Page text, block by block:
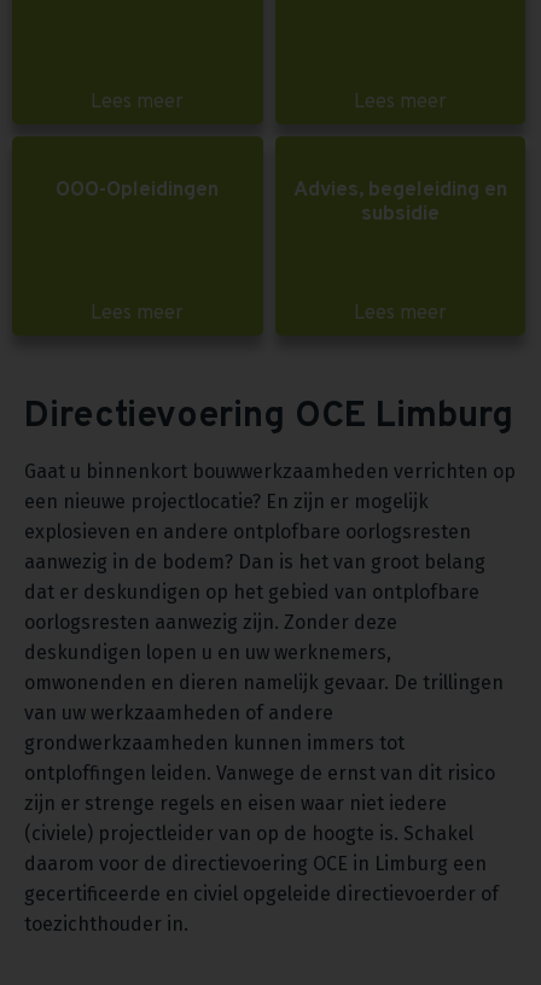
Lees meer Lees meer
OOO-Opleidingen
Lees meer
Advies, begeleiding en
subsidie
Lees meer
Directievoering OCE Limburg
Gaat u binnenkort bouwwerkzaamheden verrichten op
een nieuwe projectlocatie? En zijn er mogelijk
explosieven en andere ontplofbare oorlogsresten
aanwezig in de bodem? Dan is het van groot belang
dat er deskundigen op het gebied van ontplofbare
oorlogsresten aanwezig zijn. Zonder deze
deskundigen lopen u en uw werknemers,
omwonenden en dieren namelijk gevaar. De trillingen
van uw werkzaamheden of andere
grondwerkzaamheden kunnen immers tot
ontploffingen leiden. Vanwege de ernst van dit risico
zijn er strenge regels en eisen waar niet iedere
(civiele) projectleider van op de hoogte is. Schakel
daarom voor de directievoering OCE in Limburg een
gecertificeerde en civiel opgeleide directievoerder of
toezichthouder in.